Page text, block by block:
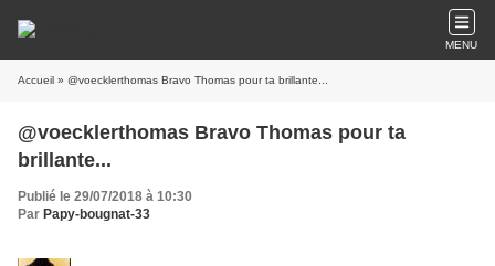
MENU
Accueil » @voecklerthomas Bravo Thomas pour ta brillante...
@voecklerthomas Bravo Thomas pour ta
brillante...
Publié le 29/07/2018 à 10:30
Par Papy-bougnat-33